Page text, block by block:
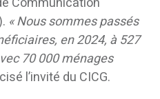
« Nous sommes passés
en 2024, à 527
70 000 ménages
l’invité du CICG.